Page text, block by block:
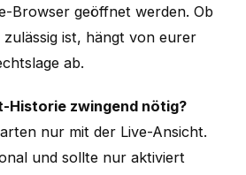
Browser geöffnet werden. Ob
zulässig ist, hängt von eurer
ab.
Historie zwingend nötig?
nur mit der Live-Ansicht.
und sollte nur aktiviert